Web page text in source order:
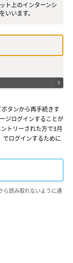
ト上のインターンシ
いいます。
ービスに登録を申し
ービスを受けること
承認したものとみな
ドを登録するものと
た場合は、会員ＩＤ
三者に譲渡または貸
および使用は会員の
る不正使用等につい
～2027年3月31日
タンから再手続きす
ジログインすることが
トリーされた方で3月
でログインするために
ら読み取れないように通